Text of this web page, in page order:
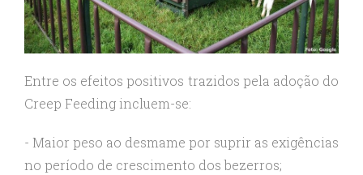
Entre os efeitos positivos trazidos pela adoção do
Creep Feeding incluem-se:
- Maior peso ao desmame por suprir as exigências
no período de crescimento dos bezerros;